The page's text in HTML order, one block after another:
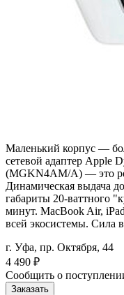
Маленький корпус —
сетевой адаптер Apple
(MGKN4AM/A) — это
Динамическая выдача
габариты 20-ваттного
минут. MacBook Air,
всей экосистемы. Сила
г. Уфа, пр. Октября, 44
4 490 ₽
Сообщить о
Заказать